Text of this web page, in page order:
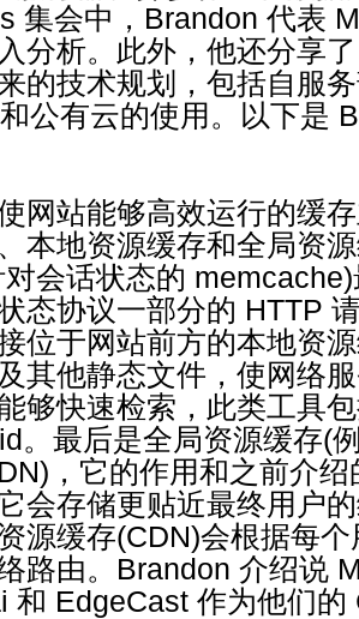
集会中，Brandon 代表
分析。此外，他还分享
的技术规划，包括自服
公有云的使用。以下是
使网站能够高效运行的缓
本地资源缓存和全局资
会话状态的
态协议一部分的 HTTP
位于网站前方的本地资
其他静态文件，使网络
够快速检索，此类工具
。最后是全局资源缓存(
，它的作用和之前介
会存储更贴近最终用户
源缓存(CDN)会根据每
路由。Brandon 介绍说
和 EdgeCast 作为他们的